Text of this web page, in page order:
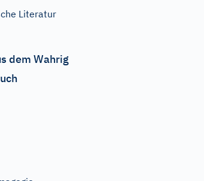
Literatur
dem Wahrig